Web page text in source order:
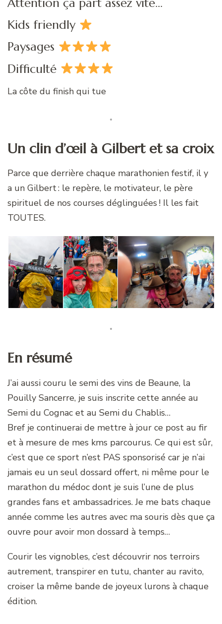
Attention ça part assez vite…
Kids friendly
Paysages
Difficulté
La côte du finish qui tue
Un clin d’œil à Gilbert et sa croix
Parce que derrière chaque marathonien festif, il y
a un Gilbert : le repère, le motivateur, le père
spirituel de nos courses déglinguées ! Il les fait
TOUTES.
En résumé
J’ai aussi couru le semi des vins de Beaune, la
Pouilly Sancerre, je suis inscrite cette année au
Semi du Cognac et au Semi du Chablis…
Bref je continuerai de mettre à jour ce post au fir
et à mesure de mes kms parcourus. Ce qui est sûr,
c’est que ce sport n’est PAS sponsorisé car je n’ai
jamais eu un seul dossard offert, ni même pour le
marathon du médoc dont je suis l’une de plus
grandes fans et ambassadrices. Je me bats chaque
année comme les autres avec ma souris dès que ça
ouvre pour avoir mon dossard à temps…
Courir les vignobles, c’est découvrir nos terroirs
autrement, transpirer en tutu, chanter au ravito,
croiser la même bande de joyeux lurons à chaque
édition.